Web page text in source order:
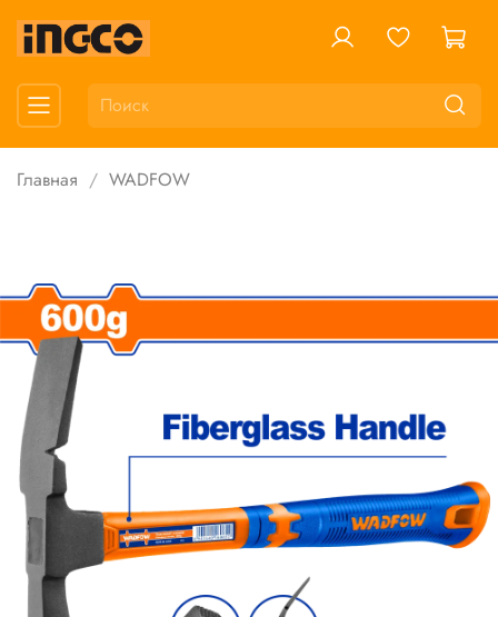
Главная WADFOW